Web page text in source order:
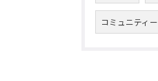
コミュニティー